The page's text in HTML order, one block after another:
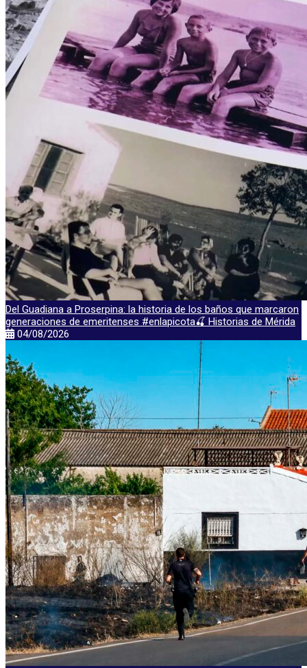
Del Guadiana a Proserpina: la historia de los baños que marcaron
generaciones de emeritenses #enlapicota🍒 Historias de Mérida
04/08/2026